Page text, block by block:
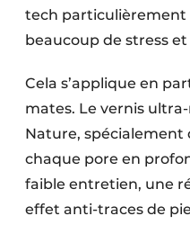
tech particulièrement
beaucoup de stress
Cela s’applique en
mates. Le vernis
Nature,
chaque pore en
faible entretien, une
effet anti-traces de